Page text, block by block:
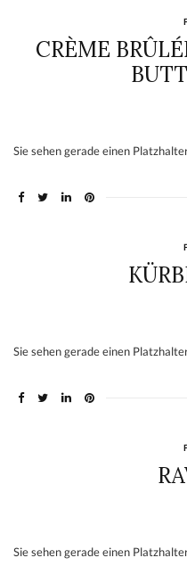
CRÈME
Sie sehen gerade einen
Sie sehen gerade einen
Sie sehen gerade einen